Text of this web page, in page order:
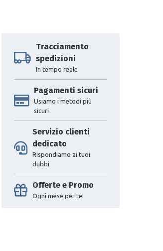
Tracciamento
spedizioni
In tempo reale
Pagamenti sicuri
Usiamo i metodi più
sicuri
Servizio clienti
dedicato
Rispondiamo ai tuoi
dubbi
Offerte e Promo
Ogni mese per te!